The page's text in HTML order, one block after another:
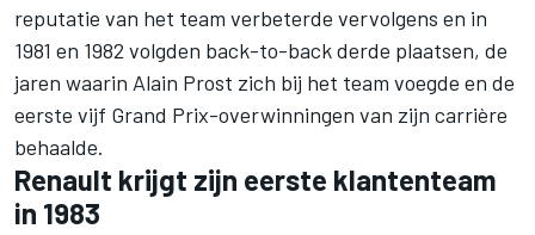
reputatie van het team verbeterde vervolgens en in
1981 en 1982 volgden back-to-back derde plaatsen, de
jaren waarin Alain Prost zich bij het team voegde en de
eerste vijf Grand Prix-overwinningen van zijn carrière
behaalde.
Renault krijgt zijn eerste klantenteam
in 1983